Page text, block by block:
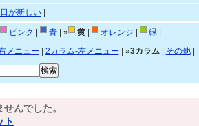
が新しい|
ピンク 青| » 黄| オレンジ 緑|
メニュー 2カラム-左メニュー »3カラム| その他|
んでした。
ト